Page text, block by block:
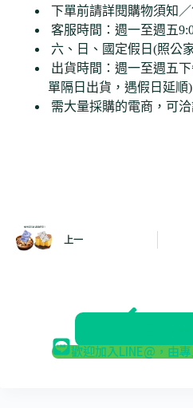
下單前請詳閱購物須知
客服時間：週一至週五
六、日、國定假日(照公
出貨時間：週一至週五下
單隔日出貨，遇假日延順)
需大量採購的電商，可
上一
歡迎加入LINE@，由